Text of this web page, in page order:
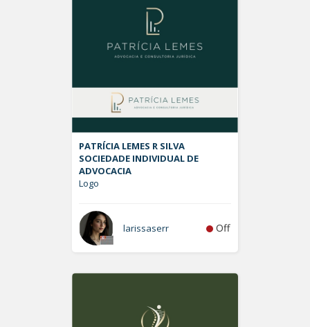
PATRÍCIA LEMES R SILVA
SOCIEDADE INDIVIDUAL DE
ADVOCACIA
Logo
larissaserr Off